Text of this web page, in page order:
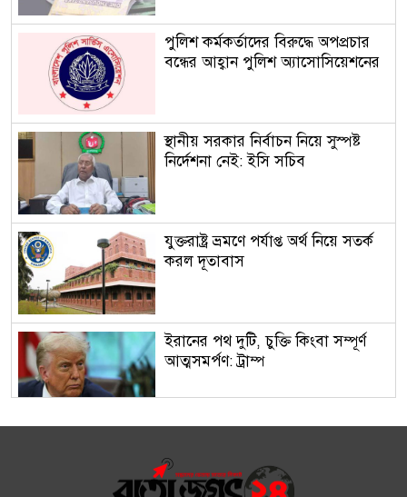
পুলিশ কর্মকর্তাদের বিরুদ্ধে অপপ্রচার
বন্ধের আহ্বান পুলিশ অ্যাসোসিয়েশনের
স্থানীয় সরকার নির্বাচন নিয়ে সুস্পষ্ট
নির্দেশনা নেই: ইসি সচিব
যুক্তরাষ্ট্র ভ্রমণে পর্যাপ্ত অর্থ নিয়ে সতর্ক
করল দূতাবাস
ইরানের পথ দুটি, চুক্তি কিংবা সম্পূর্ণ
আত্মসমর্পণ: ট্রাম্প
রপ্তানিতে ধাক্কা